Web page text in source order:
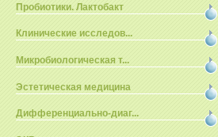
Пробиотики. Лактобакт
Клинические исследов...
Микробиологическая т...
Эстетическая медицина
Дифференциально-диаг...